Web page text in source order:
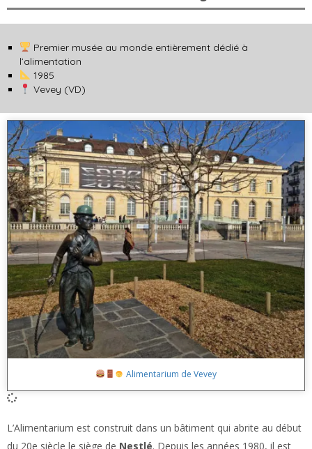
Premier musée au monde entièrement dédié à
l’alimentation
1985
Vevey (VD)
Alimentarium de Vevey
L’Alimentarium est construit dans un bâtiment qui abrite au début
du 20e siècle le siège de Nestlé. Depuis les années 1980, il est